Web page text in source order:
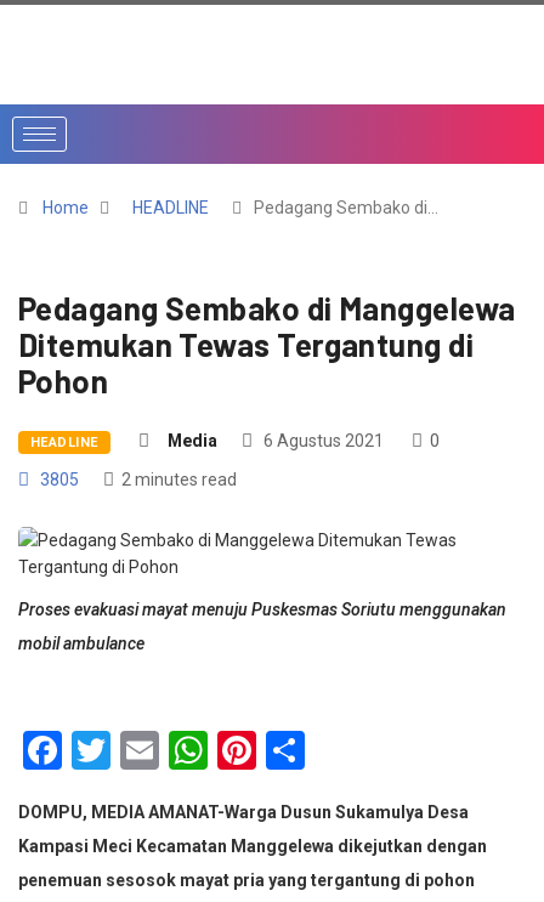
Home HEADLINE Pedagang Sembako di…
Pedagang Sembako di Manggelewa
Ditemukan Tewas Tergantung di
Pohon
HEADLINE Media 6 Agustus 2021
0
3805
2 minutes read
Proses evakuasi mayat menuju Puskesmas Soriutu menggunakan
mobil ambulance
Facebook
Twitter
EmailWhatsApp
Pinterest
DOMPU, MEDIA AMANAT-Warga Dusun Sukamulya Desa
Kampasi Meci Kecamatan Manggelewa dikejutkan dengan
penemuan sesosok mayat pria yang tergantung di pohon